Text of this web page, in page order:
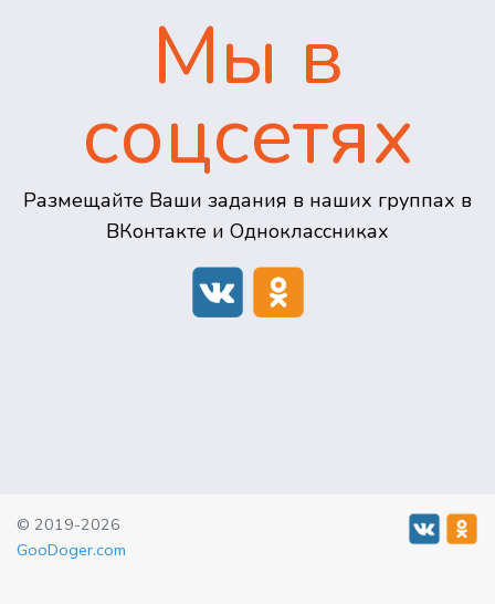
Мы в
соцсетях
Размещайте Ваши задания в наших группах в
ВКонтакте и Одноклассниках
© 2019-2026
GooDoger.com